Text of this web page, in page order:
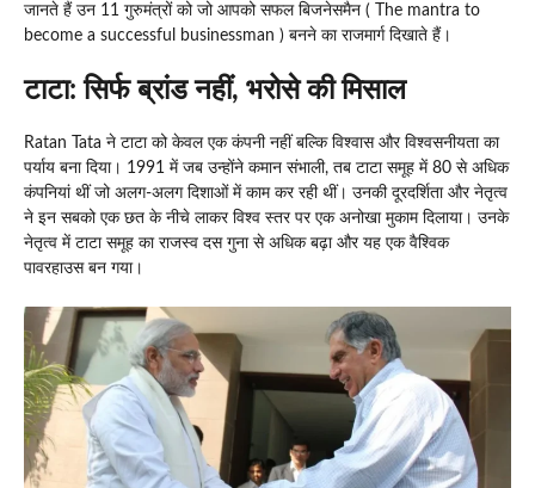
जानते हैं उन 11 गुरुमंत्रों को जो आपको सफल बिजनेसमैन ( The mantra to
become a successful businessman ) बनने का राजमार्ग दिखाते हैं।
टाटा: सिर्फ ब्रांड नहीं, भरोसे की मिसाल
Ratan Tata ने टाटा को केवल एक कंपनी नहीं बल्कि विश्वास और विश्वसनीयता का
पर्याय बना दिया। 1991 में जब उन्होंने कमान संभाली, तब टाटा समूह में 80 से अधिक
कंपनियां थीं जो अलग-अलग दिशाओं में काम कर रही थीं। उनकी दूरदर्शिता और नेतृत्व
ने इन सबको एक छत के नीचे लाकर विश्व स्तर पर एक अनोखा मुकाम दिलाया। उनके
नेतृत्व में टाटा समूह का राजस्व दस गुना से अधिक बढ़ा और यह एक वैश्विक
पावरहाउस बन गया।